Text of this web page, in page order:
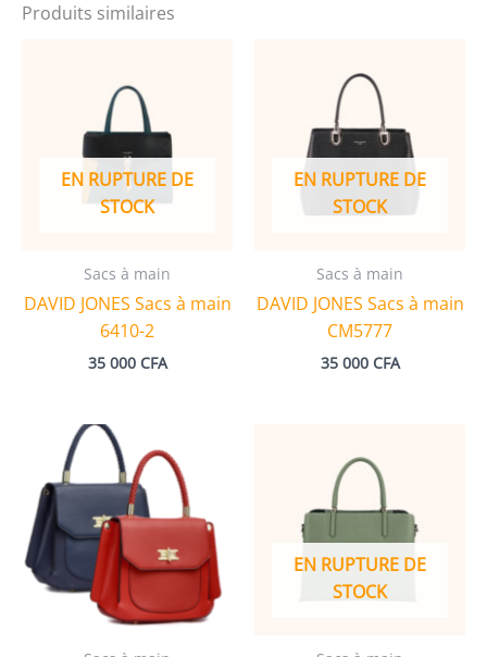
Produits similaires
EN RUPTURE DE
STOCK
Sacs à main
DAVID JONES Sacs à main
6410-2
35 000 CFA
EN RUPTURE DE
STOCK
Sacs à main
DAVID JONES Sacs à main
CM5777
35 000 CFA
EN RUPTURE DE
STOCK